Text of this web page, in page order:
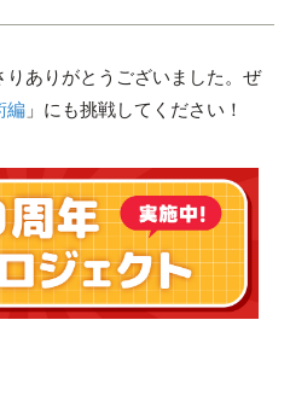
ありがとうございました。ぜ
編」にも挑戦してください！